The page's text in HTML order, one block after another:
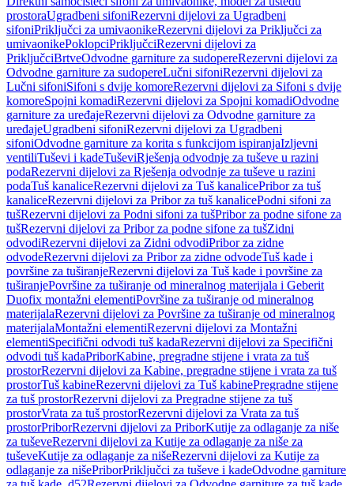
prostoraUgradbeni sifoniRezervni dijelovi za Ugradbeni
sifoniPriključci za umivaonikeRezervni dijelovi za Priključci za
umivaonikePoklopciPriključciRezervni dijelovi za
PriključciBrtveOdvodne garniture za sudopereRezervni dijelovi za
Odvodne garniture za sudopereLučni sifoniRezervni dijelovi za
Lučni sifoniSifoni s dvije komoreRezervni dijelovi za Sifoni s dvije
komoreSpojni komadiRezervni dijelovi za Spojni komadiOdvodne
garniture za uređajeRezervni dijelovi za Odvodne garniture za
uređajeUgradbeni sifoniRezervni dijelovi za Ugradbeni
sifoniOdvodne garniture za korita s funkcijom ispiranjaIzljevni
ventiliTuševi i kadeTuševiRješenja odvodnje za tuševe u razini
podaRezervni dijelovi za Rješenja odvodnje za tuševe u razini
podaTuš kanaliceRezervni dijelovi za Tuš kanalicePribor za tuš
kanaliceRezervni dijelovi za Pribor za tuš kanalicePodni sifoni za
tušRezervni dijelovi za Podni sifoni za tušPribor za podne sifone za
tušRezervni dijelovi za Pribor za podne sifone za tušZidni
odvodiRezervni dijelovi za Zidni odvodiPribor za zidne
odvodeRezervni dijelovi za Pribor za zidne odvodeTuš kade i
površine za tuširanjeRezervni dijelovi za Tuš kade i površine za
tuširanjePovršine za tuširanje od mineralnog materijala i Geberit
Duofix montažni elementiPovršine za tuširanje od mineralnog
materijalaRezervni dijelovi za Površine za tuširanje od mineralnog
materijalaMontažni elementiRezervni dijelovi za Montažni
elementiSpecifični odvodi tuš kadaRezervni dijelovi za Specifični
odvodi tuš kadaPriborKabine, pregradne stijene i vrata za tuš
prostorRezervni dijelovi za Kabine, pregradne stijene i vrata za tuš
prostorTuš kabineRezervni dijelovi za Tuš kabinePregradne stijene
za tuš prostorRezervni dijelovi za Pregradne stijene za tuš
prostorVrata za tuš prostorRezervni dijelovi za Vrata za tuš
prostorPriborRezervni dijelovi za PriborKutije za odlaganje za niše
za tuševeRezervni dijelovi za Kutije za odlaganje za niše za
tuševeKutije za odlaganje za nišeRezervni dijelovi za Kutije za
odlaganje za nišePriborPriključci za tuševe i kadeOdvodne garniture